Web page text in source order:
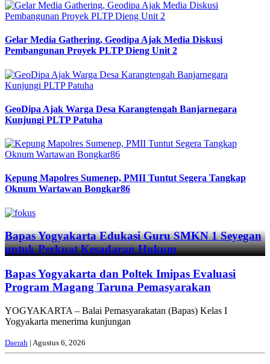
Gelar Media Gathering, Geodipa Ajak Media Diskusi
Pembangunan Proyek PLTP Dieng Unit 2
GeoDipa Ajak Warga Desa Karangtengah Banjarnegara
Kunjungi PLTP Patuha
Kepung Mapolres Sumenep, PMII Tuntut Segera Tangkap
Oknum Wartawan Bongkar86
Previous
Next
Bapas Yogyakarta Edukasi Guru SMKN 1 Seyegan
untuk Perkuat Kesadaran Hukum
Bapas Yogyakarta dan Poltek Imipas Evaluasi
Program Magang Taruna Pemasyarakan
YOGYAKARTA – Balai Pemasyarakatan (Bapas) Kelas I
Yogyakarta menerima kunjungan
Daerah | Agustus 6, 2026